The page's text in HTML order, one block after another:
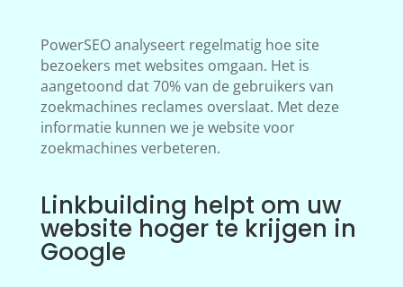
PowerSEO analyseert regelmatig hoe site
bezoekers met websites omgaan. Het is
aangetoond dat 70% van de gebruikers van
zoekmachines reclames overslaat. Met deze
informatie kunnen we je website voor
zoekmachines verbeteren.
Linkbuilding helpt om uw
website hoger te krijgen in
Google